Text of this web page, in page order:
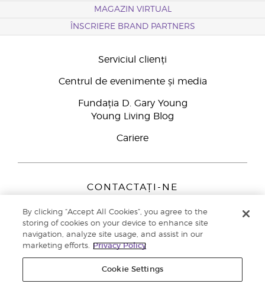
MAGAZIN VIRTUAL
ÎNSCRIERE BRAND PARTNERS
Serviciul clienți
Centrul de evenimente și media
Fundația D. Gary Young
Young Living Blog
Cariere
CONTACTAȚI-NE
Peizerweg 97
9727 AJ Groningen
Netherlands
Înscriere Brand Partners0800 890113
By clicking “Accept All Cookies”, you agree to the
storing of cookies on your device to enhance site
navigation, analyze site usage, and assist in our
marketing efforts.
Privacy Policy
Cookie Settings